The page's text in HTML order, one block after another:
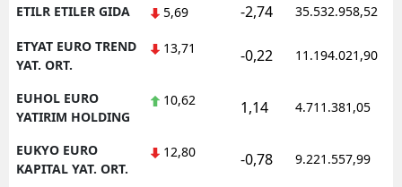
ETILR ETILER GIDA 5,69 -2,74 35.532.958,52
ETYAT EURO TREND
YAT. ORT.
13,71 -0,22 11.194.021,90
EUHOL EURO
YATIRIM HOLDING
10,62 1,14 4.711.381,05
EUKYO EURO
KAPITAL YAT. ORT.
12,80 -0,78 9.221.557,99